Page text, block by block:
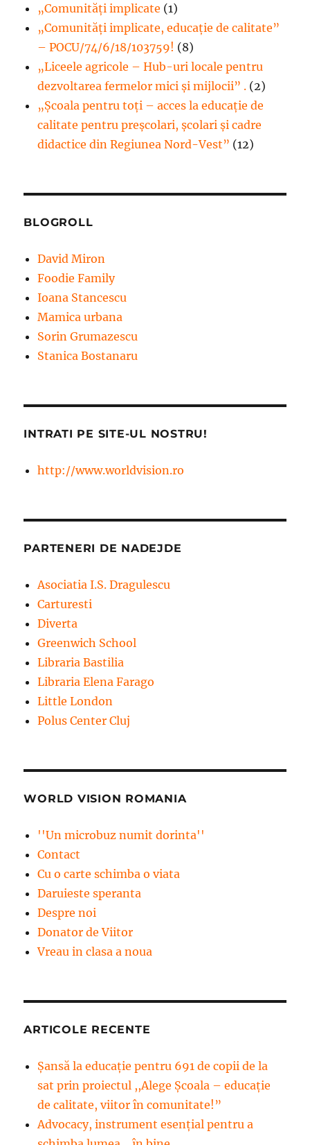
„Comunități implicate (1)
„Comunități implicate, educație de calitate”
– POCU/74/6/18/103759! (8)
„Liceele agricole – Hub-uri locale pentru
dezvoltarea fermelor mici şi mijlocii” . (2)
„Școala pentru toți – acces la educație de
calitate pentru preșcolari, școlari și cadre
didactice din Regiunea Nord-Vest” (12)
BLOGROLL
David Miron
Foodie Family
Ioana Stancescu
Mamica urbana
Sorin Grumazescu
Stanica Bostanaru
INTRATI PE SITE-UL NOSTRU!
http://www.worldvision.ro
PARTENERI DE NADEJDE
Asociatia I.S. Dragulescu
Carturesti
Diverta
Greenwich School
Libraria Bastilia
Libraria Elena Farago
Little London
Polus Center Cluj
WORLD VISION ROMANIA
''Un microbuz numit dorinta''
Contact
Cu o carte schimba o viata
Daruieste speranta
Despre noi
Donator de Viitor
Vreau in clasa a noua
ARTICOLE RECENTE
Șansă la educație pentru 691 de copii de la
sat prin proiectul ,,Alege Școala – educație
de calitate, viitor în comunitate!”
Advocacy, instrument esenţial pentru a